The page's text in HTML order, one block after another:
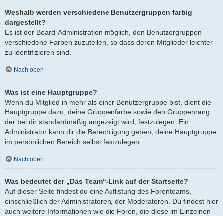
Weshalb werden verschiedene Benutzergruppen farbig
dargestellt?
Es ist der Board-Administration möglich, den Benutzergruppen
verschiedene Farben zuzuteilen, so dass deren Mitglieder leichter
zu identifizieren sind.
Nach oben
Was ist eine Hauptgruppe?
Wenn du Mitglied in mehr als einer Benutzergruppe bist, dient die
Hauptgruppe dazu, deine Gruppenfarbe sowie den Gruppenrang,
der bei dir standardmäßig angezeigt wird, festzulegen. Ein
Administrator kann dir die Berechtigung geben, deine Hauptgruppe
im persönlichen Bereich selbst festzulegen.
Nach oben
Was bedeutet der „Das Team“-Link auf der Startseite?
Auf dieser Seite findest du eine Auflistung des Forenteams,
einschließlich der Administratoren, der Moderatoren. Du findest hier
auch weitere Informationen wie die Foren, die diese im Einzelnen